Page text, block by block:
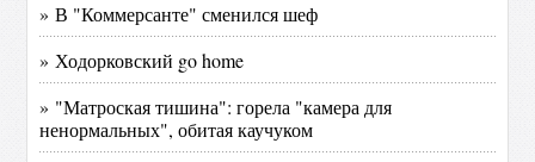
» В "Коммерсанте" сменился шеф
» Ходорковский go home
» "Матроская тишина": горела "камера для
ненормальных", обитая каучуком